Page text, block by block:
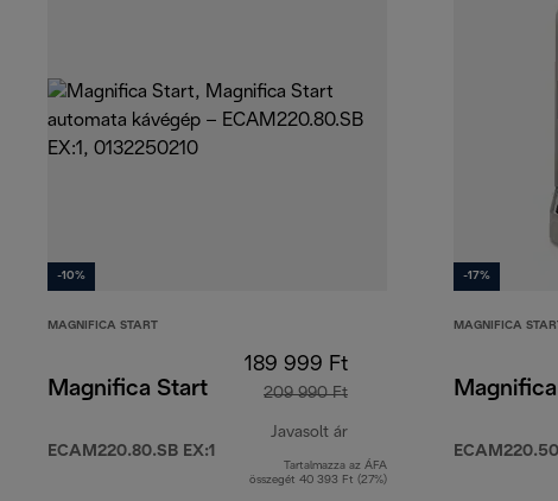
-10%
MAGNIFICA START
Magnifica Start
ECAM220.80.SB EX:1
189 999 Ft
209 990 Ft
Javasolt ár
eredeti ár 209 990 Ft
Tartalmazza az ÁFA
összegét 40 393 Ft (27%)
-17%
MAGNIFICA START